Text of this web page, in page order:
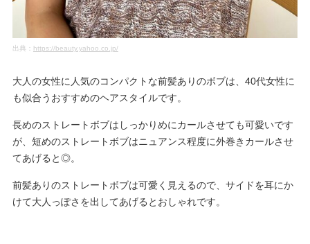
出典： https://beauty.yahoo.co.jp/
大人の女性に人気のコンパクトな前髪ありのボブは、40代女性に
も似合うおすすめのヘアスタイルです。
長めのストレートボブはしっかりめにカールさせても可愛いです
が、短めのストレートボブはニュアンス程度に外巻きカールさせ
てあげると◎。
前髪ありのストレートボブは可愛く見えるので、サイドを耳にか
けて大人っぽさを出してあげるとおしゃれです。